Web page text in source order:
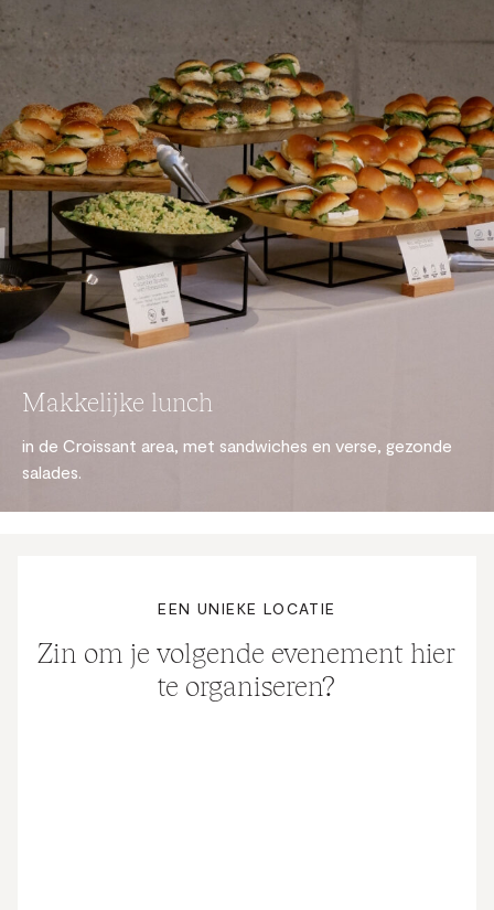
Makkelijke lunch
in de Croissant area, met sandwiches en verse, gezonde
salades.
EEN UNIEKE LOCATIE
Zin om je volgende evenement hier
te organiseren?